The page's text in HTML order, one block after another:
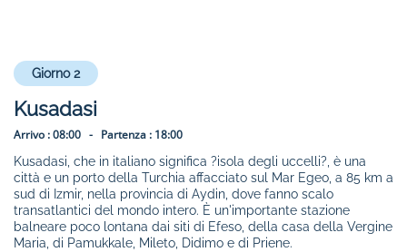
Giorno 2
Kusadasi
Arrivo :08:00 - Partenza : 18:00
Kusadasi, che in italiano significa ?isola degli uccelli?, è una
città e un porto della Turchia affacciato sul Mar Egeo, a 85 km a
sud di Izmir, nella provincia di Aydin, dove fanno scalo
transatlantici del mondo intero. È un'importante stazione
balneare poco lontana dai siti di Efeso, della casa della Vergine
Maria, di Pamukkale, Mileto, Didimo e di Priene.